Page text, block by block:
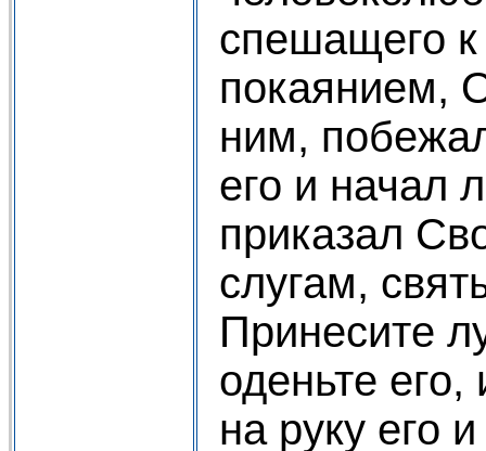
спешащего
покаянием,
ним,
его и начал
приказал
слугам,
Принесите
оденьте его,
на руку его